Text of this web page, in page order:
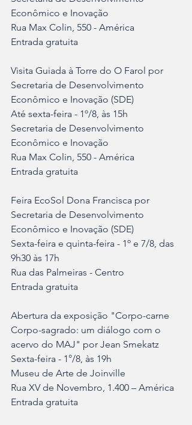
Econômico e Inovação
Rua Max Colin, 550 - América
Entrada gratuita
Visita Guiada à Torre do O Farol por
Secretaria de Desenvolvimento
Econômico e Inovação (SDE)
Até sexta-feira - 1º/8, às 15h
Secretaria de Desenvolvimento
Econômico e Inovação
Rua Max Colin, 550 - América
Entrada gratuita
Feira EcoSol Dona Francisca por
Secretaria de Desenvolvimento
Econômico e Inovação (SDE)
Sexta-feira e quinta-feira - 1º e 7/8, das
9h30 às 17h
Rua das Palmeiras - Centro
Entrada gratuita
Abertura da exposição "Corpo-carne
Corpo-sagrado: um diálogo com o
acervo do MAJ" por Jean Smekatz
Sexta-feira - 1°/8, às 19h
Museu de Arte de Joinville
Rua XV de Novembro, 1.400 – América
Entrada gratuita